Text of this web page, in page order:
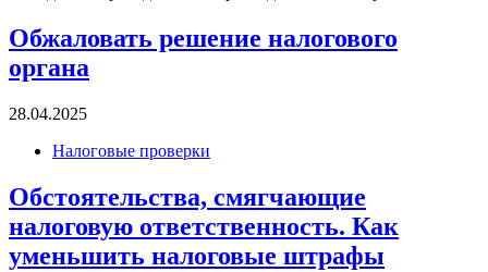
Обжаловать решение налогового
органа
28.04.2025
Налоговые проверки
Обстоятельства, смягчающие
налоговую ответственность. Как
уменьшить налоговые штрафы